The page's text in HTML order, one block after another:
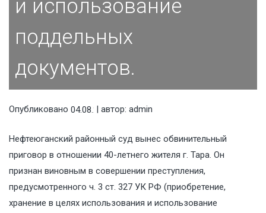
и использование
поддельных
документов.
Опубликовано 04.08.2025| автор: admin
Нефтеюганский районный суд вынес обвинительный
приговор в отношении 40-летнего жителя г. Тара. Он
признан виновным в совершении преступления,
предусмотренного ч. 3 ст. 327 УК РФ (приобретение,
хранение в целях использования и использование